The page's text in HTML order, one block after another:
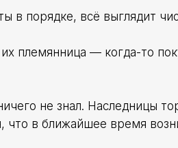
в порядке, всё выглядит
племянница — когда-то
не знал. Наследницы
что в ближайшее время